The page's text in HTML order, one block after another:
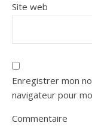
Site web
Enregistrer mon
navigateur pour
Commentaire